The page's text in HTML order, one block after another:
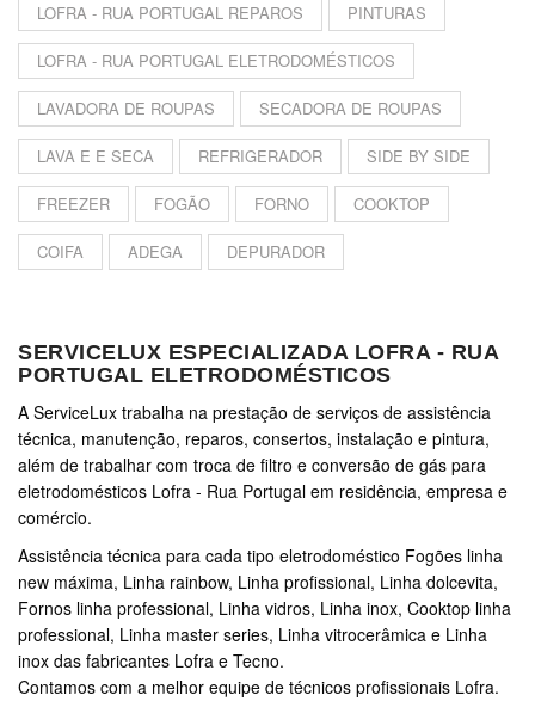
LOFRA - RUA PORTUGAL REPAROS PINTURAS
LOFRA - RUA PORTUGAL ELETRODOMÉSTICOS
LAVADORA DE ROUPAS SECADORA DE ROUPAS
LAVA E E SECA REFRIGERADOR SIDE BY SIDE
FREEZER FOGÃO FORNO COOKTOP
COIFA ADEGA DEPURADOR
SERVICELUX ESPECIALIZADA LOFRA - RUA
PORTUGAL ELETRODOMÉSTICOS
A ServiceLux trabalha na prestação de serviços de assistência
técnica, manutenção, reparos, consertos, instalação e pintura,
além de trabalhar com troca de filtro e conversão de gás para
eletrodomésticos Lofra - Rua Portugal em residência, empresa e
comércio.
Assistência técnica para cada tipo eletrodoméstico Fogões linha
new máxima, Linha rainbow, Linha profissional, Linha dolcevita,
Fornos linha professional, Linha vidros, Linha inox, Cooktop linha
professional, Linha master series, Linha vitrocerâmica e Linha
inox das fabricantes Lofra e Tecno.
Contamos com a melhor equipe de técnicos profissionais Lofra.